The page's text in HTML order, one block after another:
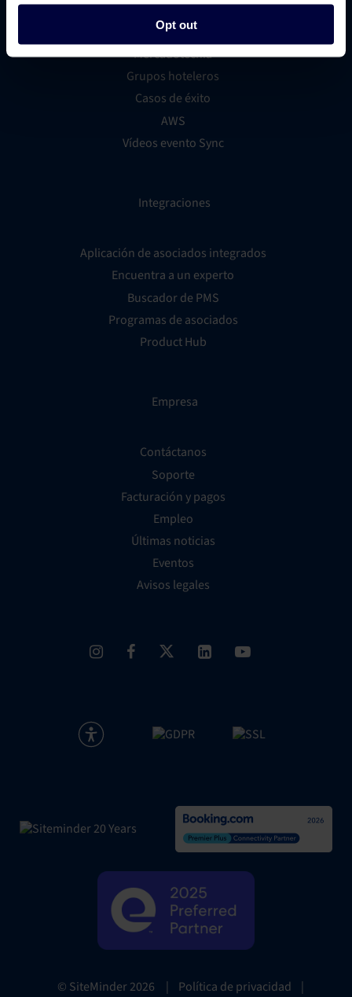
Opt out
Distribución
Tecnología
Mercadotecnia
Grupos hoteleros
Casos de éxito
AWS
Vídeos evento Sync
Integraciones
Aplicación de asociados integrados
Encuentra a un experto
Buscador de PMS
Programas de asociados
Product Hub
Empresa
Contáctanos
Soporte
Facturación y pagos
Empleo
Últimas noticias
Eventos
Avisos legales
© SiteMinder2026 | Política de privacidad |